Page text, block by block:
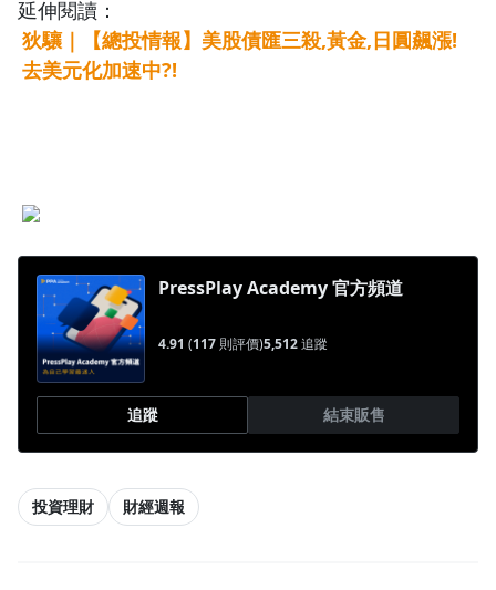
延伸閱讀：
狄驤｜【總投情報】美股債匯三殺,黃金,日圓飆漲!
去美元化加速中?!
PressPlay Academy 官方頻道
4.91 (117 則評價)5,512追蹤
追蹤 結束販售
投資理財 財經週報